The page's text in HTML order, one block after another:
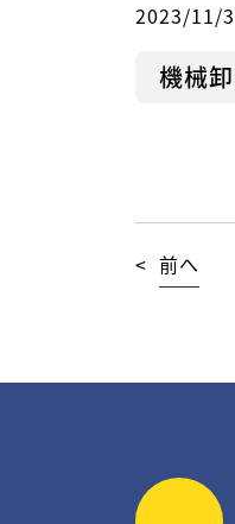
2023/11/
機械
< 前へ